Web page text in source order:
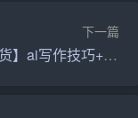
下一篇
【AI 干货】ai写作技巧+常用写作提示词（值得收藏）